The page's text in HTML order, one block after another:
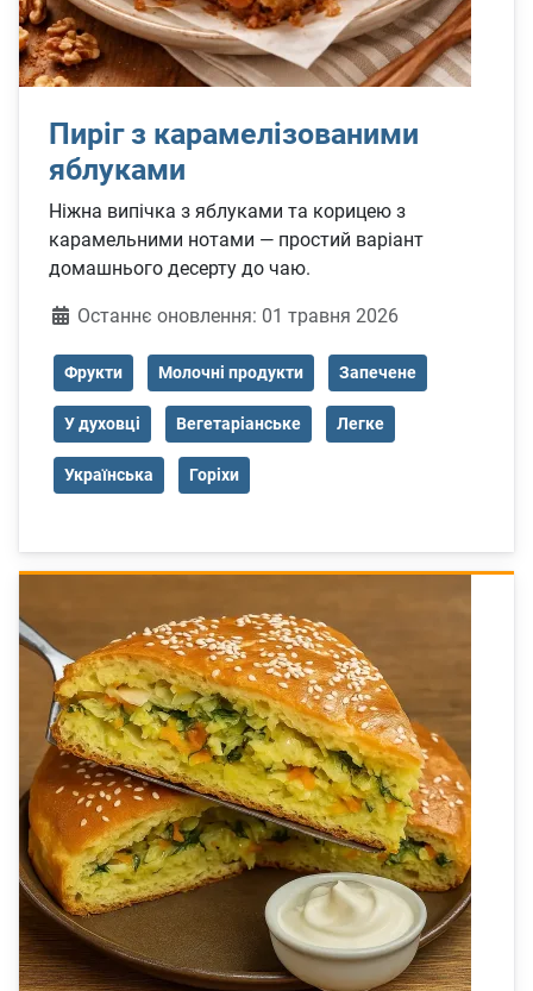
Пиріг з карамелізованими
яблуками
Ніжна випічка з яблуками та корицею з
карамельними нотами — простий варіант
домашнього десерту до чаю.
ДеталіОстаннє оновлення: 01 травня 2026
Фрукти Молочні продукти Запечене
У духовці Вегетаріанське Легке
Українська Горіхи